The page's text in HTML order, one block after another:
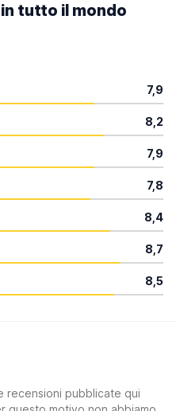
tutto il mondo
7,9
8,2
7,9
7,8
8,4
8,7
8,5
recensioni pubblicate qui